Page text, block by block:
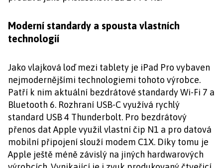
Moderní standardy a spousta vlastních
technologií
Jako vlajková loď mezi tablety je iPad Pro vybaven
nejmodernějšími technologiemi tohoto výrobce.
Patří k nim aktuální bezdrátové standardy Wi-Fi 7 a
Bluetooth 6. Rozhraní USB-C využívá rychlý
standard USB 4 Thunderbolt. Pro bezdrátový
přenos dat Apple využil vlastní čip N1 a pro datová
mobilní připojení slouží modem C1X. Díky tomu je
Apple ještě méně závislý na jiných hardwarových